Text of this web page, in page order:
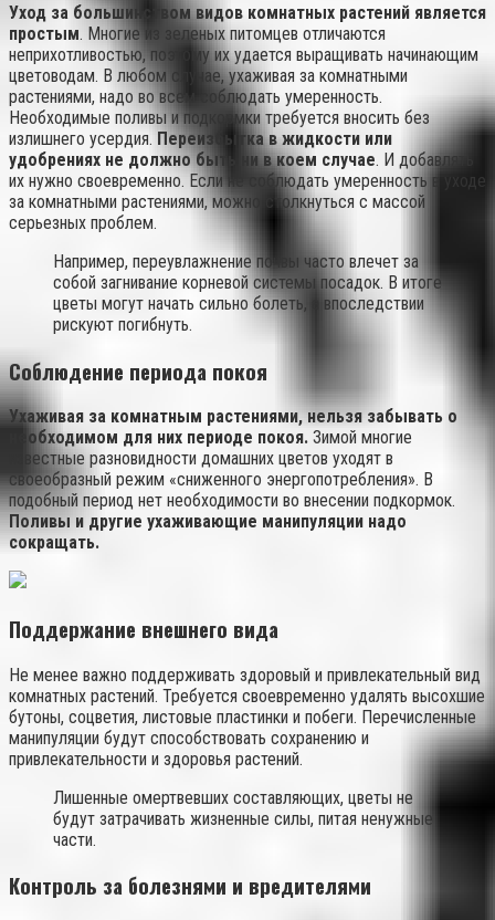
Уход за большинством видов комнатных растений является
простым. Многие из зеленых питомцев отличаются
неприхотливостью, поэтому их удается выращивать начинающим
цветоводам. В любом случае, ухаживая за комнатными
растениями, надо во всем соблюдать умеренность.
Необходимые поливы и подкормки требуется вносить без
излишнего усердия. Переизбытка в жидкости или
удобрениях не должно быть ни в коем случае. И добавлять
их нужно своевременно. Если не соблюдать умеренность в уходе
за комнатными растениями, можно столкнуться с массой
серьезных проблем.
Например, переувлажнение почвы часто влечет за
собой загнивание корневой системы посадок. В итоге
цветы могут начать сильно болеть, а впоследствии
рискуют погибнуть.
Соблюдение периода покоя
Ухаживая за комнатным растениями, нельзя забывать о
необходимом для них периоде покоя. Зимой многие
известные разновидности домашних цветов уходят в
своеобразный режим «сниженного энергопотребления». В
подобный период нет необходимости во внесении подкормок.
Поливы и другие ухаживающие манипуляции надо
сокращать.
Поддержание внешнего вида
Не менее важно поддерживать здоровый и привлекательный вид
комнатных растений. Требуется своевременно удалять высохшие
бутоны, соцветия, листовые пластинки и побеги. Перечисленные
манипуляции будут способствовать сохранению и
привлекательности и здоровья растений.
Лишенные омертвевших составляющих, цветы не
будут затрачивать жизненные силы, питая ненужные
части.
Контроль за болезнями и вредителями